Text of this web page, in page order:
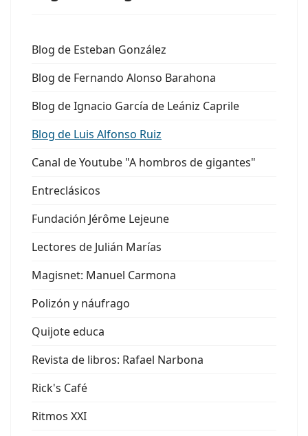
Blog de Esteban González
Blog de Fernando Alonso Barahona
Blog de Ignacio García de Leániz Caprile
Blog de Luis Alfonso Ruiz
Canal de Youtube "A hombros de gigantes"
Entreclásicos
Fundación Jérôme Lejeune
Lectores de Julián Marías
Magisnet: Manuel Carmona
Polizón y náufrago
Quijote educa
Revista de libros: Rafael Narbona
Rick's Café
Ritmos XXI